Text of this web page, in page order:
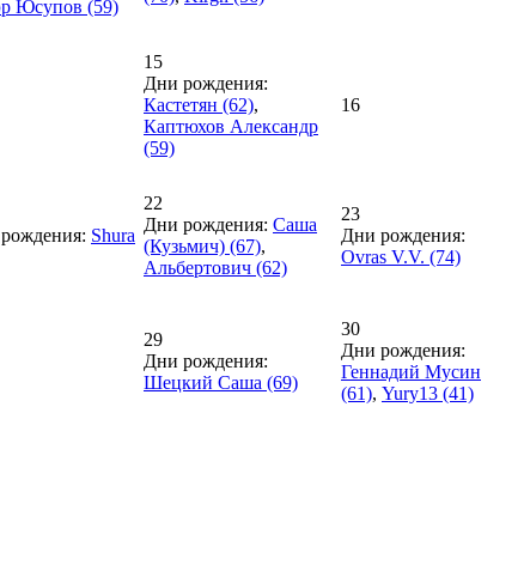
Юсупов (59)
15
Дни рождения:
Кастетян (62),
Каптюхов Александр
(59)
16
Shura
22
Дни рождения: Саша
(Кузьмич) (67),
Альбертович (62)
23
Дни рождения:
Ovras V.V. (74)
29
Дни рождения:
Шецкий Саша (69)
30
Дни рождения:
Геннадий Мусин
(61), Yury13 (41)